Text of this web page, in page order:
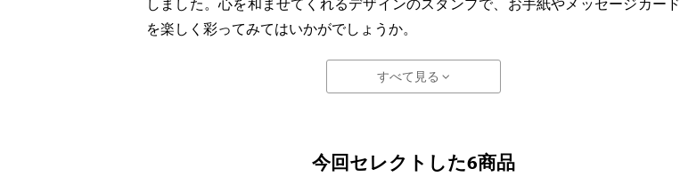
しました。心を和ませてくれるデザインのスタンプで、お手紙やメッセージカード
を楽しく彩ってみてはいかがでしょうか。
すべて見る
今回セレクトした6商品